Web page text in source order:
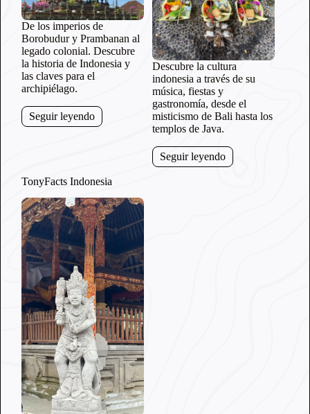
De los imperios de
Borobudur y Prambanan al
legado colonial. Descubre
la historia de Indonesia y
las claves para el
archipiélago.
Seguir leyendo
Descubre la cultura
indonesia a través de su
música, fiestas y
gastronomía, desde el
misticismo de Bali hasta los
templos de Java.
Seguir leyendo
TonyFacts Indonesia